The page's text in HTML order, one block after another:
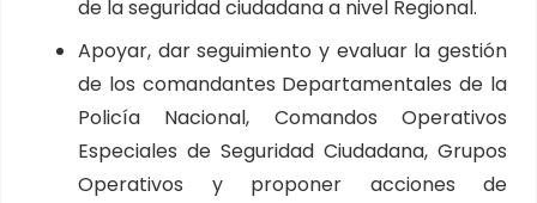
de la seguridad ciudadana a nivel Regional.
Apoyar, dar seguimiento y evaluar la gestión
de los comandantes Departamentales de la
Policía Nacional, Comandos Operativos
Especiales de Seguridad Ciudadana, Grupos
Operativos y proponer acciones de